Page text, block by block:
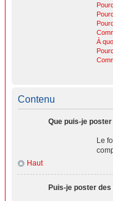
À
Contenu
Que puis-je poster
Le
Haut
Puis-je poster